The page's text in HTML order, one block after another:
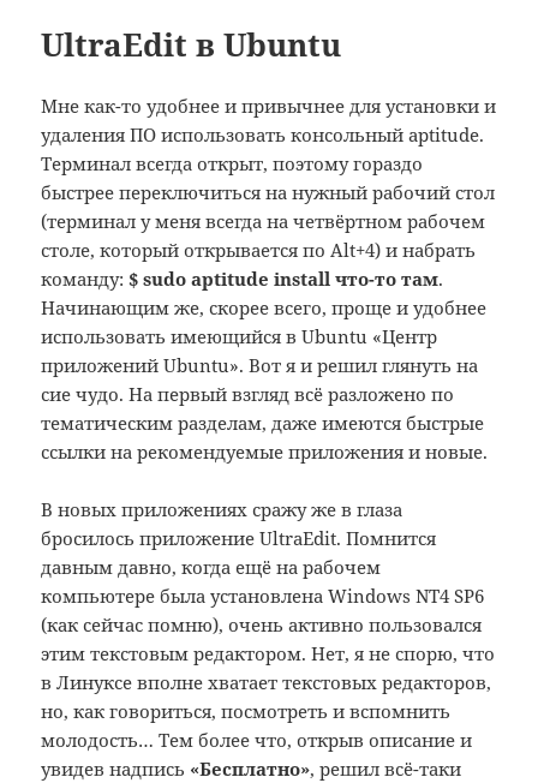
UltraEdit в Ubuntu
Мне как-то удобнее и привычнее для установки и
удаления ПО использовать консольный aptitude.
Терминал всегда открыт, поэтому гораздо
быстрее переключиться на нужный рабочий стол
(терминал у меня всегда на четвёртном рабочем
столе, который открывается по Alt+4) и набрать
команду:$ sudo aptitude install что-то там.
Начинающим же, скорее всего, проще и удобнее
использовать имеющийся в Ubuntu «Центр
приложений Ubuntu». Вот я и решил глянуть на
сие чудо. На первый взгляд всё разложено по
тематическим разделам, даже имеются быстрые
ссылки на рекомендуемые приложения и новые.
В новых приложениях сражу же в глаза
бросилось приложение UltraEdit. Помнится
давным давно, когда ещё на рабочем
компьютере была установлена Windows NT4 SP6
(как сейчас помню), очень активно пользовался
этим текстовым редактором. Нет, я не спорю, что
в Линуксе вполне хватает текстовых редакторов,
но, как говориться, посмотреть и вспомнить
молодость… Тем более что, открыв описание и
увидев надпись «Бесплатно», решил всё-таки